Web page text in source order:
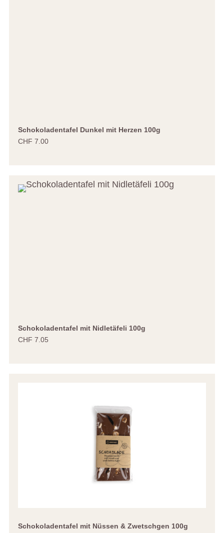
Schokoladentafel Dunkel mit Herzen 100g
CHF 7.00
Schokoladentafel mit Nidletäfeli 100g
CHF 7.05
Schokoladentafel mit Nüssen & Zwetschgen 100g